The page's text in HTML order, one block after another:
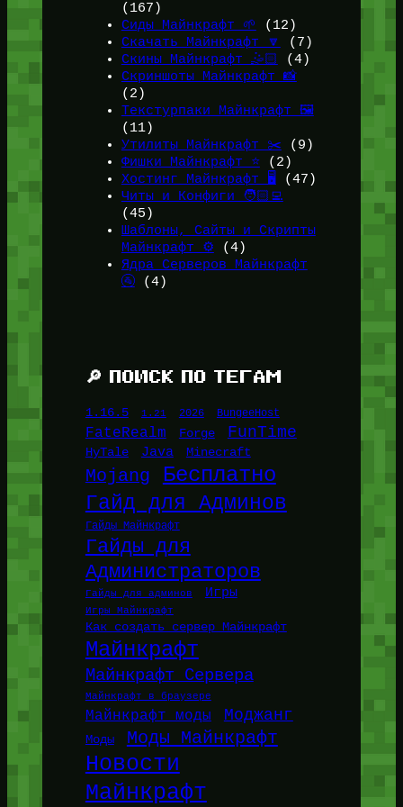
(167)
Сиды Майнкрафт 🌱
(12)
Скачать Майнкрафт 🔽
(7)
Скины Майнкрафт 🤹🏻
(4)
Скриншоты Майнкрафт 📸
(2)
Текстурпаки Майнкрафт 🖼️
(11)
Утилиты Майнкрафт ✂️ (9)
Фишки Майнкрафт ⭐(2)
Хостинг Майнкрафт 🖥️ (47)
Читы и Конфиги 🧑🏻‍💻
(45)
Шаблоны, Сайты и Скрипты
Майнкрафт ⚙️ (4)
Ядра Серверов Майнкрафт
🚰(4)
🔎 ПОИСК ПО ТЕГАМ
1.16.5 1.21 2026 BungeeHost
FateRealm Forge FunTime
HyTale Java Minecraft
Mojang Бесплатно
Гайд для Админов
Гайды Майнкрафт
Гайды для
Администраторов
Гайды для админов Игры
Игры Майнкрафт
Как создать сервер Майнкрафт
Майнкрафт
Майнкрафт Сервера
Майнкрафт в браузере
Майнкрафт моды Моджанг
Моды Моды Майнкрафт
Новости
Майнкрафт